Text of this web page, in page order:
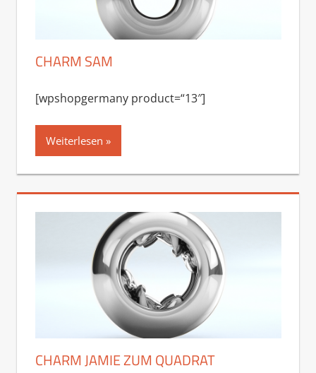
CHARM SAM
[wpshopgermany product=“13″]
Weiterlesen
CHARM JAMIE ZUM QUADRAT